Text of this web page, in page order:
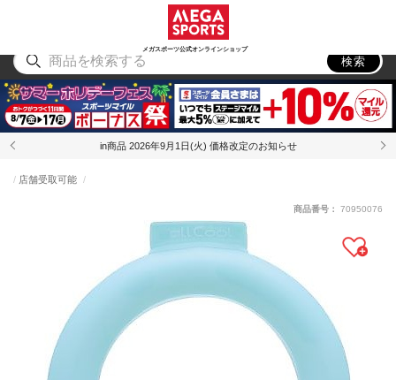
メガスポーツ公式オンラインショップ
アウトドア
検索
in商品 2026年9月1日(火) 価格改定のお知らせ
店舗受取可能
商品番号： 70950076